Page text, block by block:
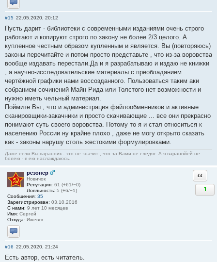
Отправить личное сообщение
#15 22.05.2020, 20:12
Пусть дарит - библиотеки с современными изданиями очень строго
работают и копируют строго по закону не более 2/3 целого. А
купленное честным образом купленным и является. Вы (повторяюсь)
законы перечитайте и потом просто представьте , что из-за воровства
вообще издавать перестали.Да и я разрабатываю и издаю не книжки
, а научно-исследовательские материалы с преобладанием
чертёжной графики нами воссозданного. Пользоваться таким аки
собранием сочинений Майн Рида или Толстого нет возможности и
нужно иметь чельный материал.
Поймите Вы , что и администрация файлообменников и активные
сканировщики-закачники и просто скачивающие ... все они прекрасно
понимают суть своего воровства. Потому то я и стал относиться к
населению России ну крайне плохо , даже не могу открыто сказать
как - законы нарушу столь жестокими формулировками.
Даже если Вы параноик - это не значит , что за Вами не следят. А я паранойей не
болею - я ею наслаждаюсь.
резонер
Новичок
Репутация: 61 (+61/−0)
Лояльность: 5 (+6/−1)
Сообщения: 35
Зарегистрирован: 03.10.2016
С нами: 9 лет 10 месяцев
Имя: Сергей
Откуда: Ижевск
Отправить личное сообщение
1
#16 22.05.2020, 21:24
Есть автор, есть читатель.